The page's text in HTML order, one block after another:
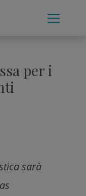
per i
sarà